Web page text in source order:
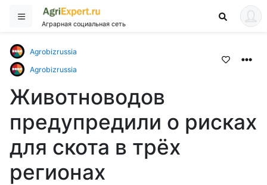
Аграрная социальная сеть
Agrobizrussia
Agrobizrussia
Животноводов
предупредили о рисках
для скота в трёх
регионах